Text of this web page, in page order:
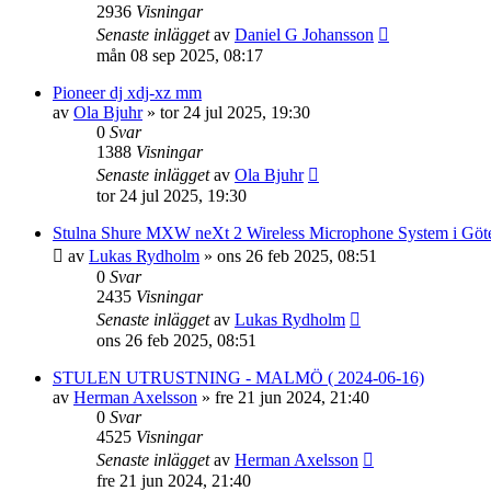
2936 Visningar
Senaste inläggetav Daniel G Johansson
mån 08 sep 2025, 08:17
Pioneer dj xdj-xz mm
av Ola Bjuhr» tor 24 jul 2025, 19:30
0 Svar
1388 Visningar
Senaste inläggetav Ola Bjuhr
tor 24 jul 2025, 19:30
Stulna Shure MXW neXt 2 Wireless Microphone System i
av Lukas Rydholm » ons 26 feb 2025, 08:51
0 Svar
2435 Visningar
Senaste inläggetav Lukas Rydholm
ons 26 feb 2025, 08:51
STULEN UTRUSTNING - MALMÖ ( 2024-06-16)
av Herman Axelsson » fre 21 jun 2024, 21:40
0 Svar
4525 Visningar
Senaste inläggetav Herman Axelsson
fre 21 jun 2024, 21:40